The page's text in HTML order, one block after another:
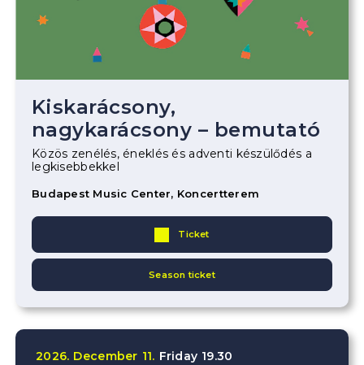
Kiskarácsony,
nagykarácsony – bemutató
Közös zenélés, éneklés és adventi készülődés a
legkisebbekkel
Budapest Music Center, Koncertterem
Ticket
Season ticket
2026. December 11. Friday 19.30